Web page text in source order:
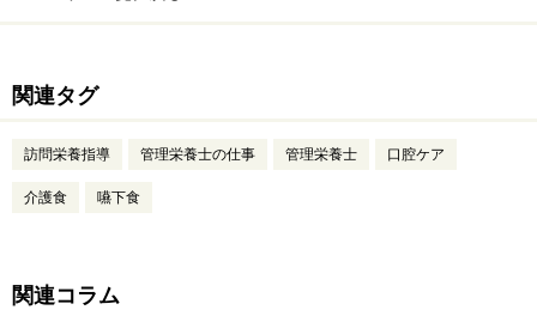
関連タグ
訪問栄養指導 管理栄養士の仕事 管理栄養士 口腔ケア
介護食 嚥下食
関連コラム